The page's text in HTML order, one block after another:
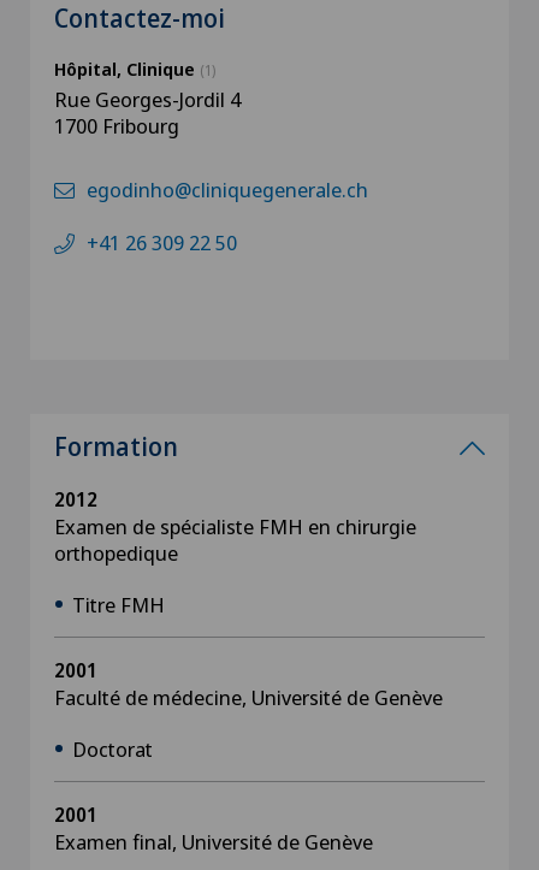
Contactez-moi
Hôpital, Clinique (1)
Rue Georges-Jordil 4
1700 Fribourg
egodinho@cliniquegenerale.ch
+41 26 309 22 50
Formation
2012
Examen de spécialiste FMH en chirurgie
orthopedique
Titre FMH
2001
Faculté de médecine, Université de Genève
Doctorat
2001
Examen final, Université de Genève